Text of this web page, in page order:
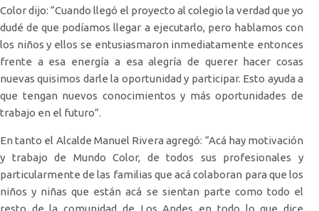
Color dijo: “Cuando llegó el proyecto al colegio la verdad que yo
dudé de que podíamos llegar a ejecutarlo, pero hablamos con
los niños y ellos se entusiasmaron inmediatamente entonces
frente a esa energía a esa alegría de querer hacer cosas
nuevas quisimos darle la oportunidad y participar. Esto ayuda a
que tengan nuevos conocimientos y más oportunidades de
trabajo en el futuro”.
En tanto el Alcalde Manuel Rivera agregó: “Acá hay motivación
y trabajo de Mundo Color, de todos sus profesionales y
particularmente de las familias que acá colaboran para que los
niños y niñas que están acá se sientan parte como todo el
resto de la comunidad de Los Andes en todo lo que dice